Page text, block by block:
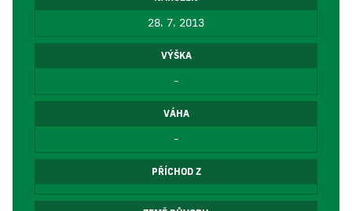
28. 7. 2013
VÝŠKA
-
VÁHA
-
PŘÍCHOD Z